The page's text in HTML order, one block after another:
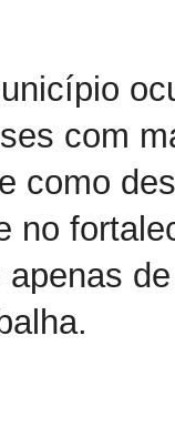
com
como
no